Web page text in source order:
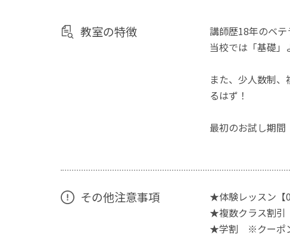
教室の特徴
講師歴18年のベテ
当校では「基礎」
また、少人数制
るはず！
最初のお試し期間
その他注意事項
★体験レッスン
★複数クラス割
★学割 ※クーポ